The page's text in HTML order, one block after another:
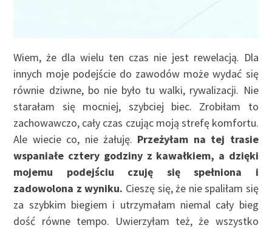
Wiem, że dla wielu ten czas nie jest rewelacją. Dla
innych moje podejście do zawodów może wydać się
równie dziwne, bo nie było tu walki, rywalizacji. Nie
starałam się mocniej, szybciej biec. Zrobiłam to
zachowawczo, cały czas czując moją strefę komfortu.
Ale wiecie co, nie żałuję. Przeżyłam na tej trasie
wspaniałe cztery godziny z kawałkiem, a dzięki
mojemu podejściu czuję się spełniona i
zadowolona z wyniku. Cieszę się, że nie spaliłam się
za szybkim biegiem i utrzymałam niemal cały bieg
dość równe tempo. Uwierzyłam też, że wszystko